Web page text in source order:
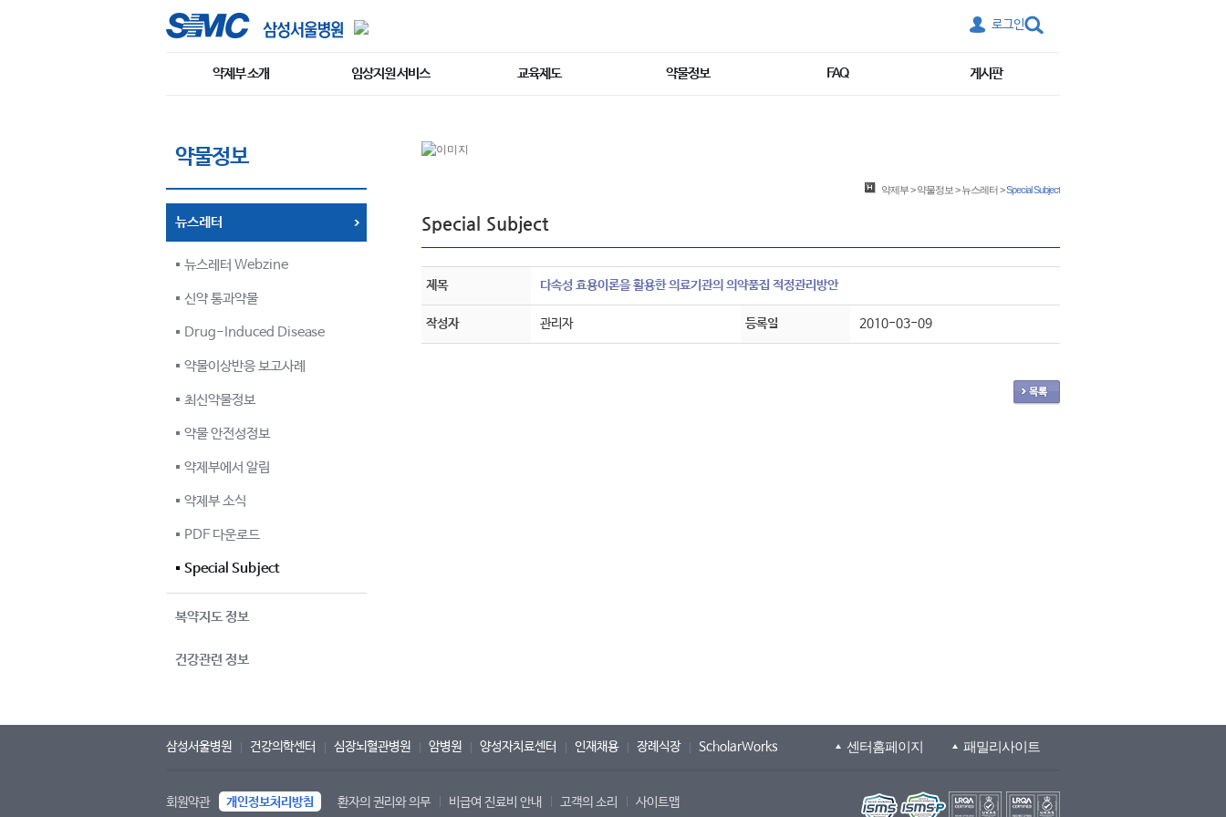
로그인
약제부 소개 임상지원 서비스 교육제도 약물정보 FAQ 게시판
약물정보
뉴스레터
뉴스레터 Webzine
신약 통과약물
Drug-Induced Disease
약물이상반응 보고사례
최신약물정보
약물 안전성정보
약제부에서 알림
약제부 소식
PDF 다운로드
Special Subject
복약지도 정보
건강관련 정보
약제부>약물정보 >뉴스레터>Special Subject
Special Subject
제목 다속성 효용이론을 활용한 의료기관의 의약품집 적정관리방안
작성자 관리자 등록일 2010-03-09
삼성서울병원 건강의학센터 심장뇌혈관병원 암병원 양성자치료센터 인재채용 장례식장 ScholarWorks 센터홈페이지 패밀리사이트
회원약관 개인정보처리방침 환자의 권리와 의무 비급여 진료비 안내 고객의 소리 사이트맵